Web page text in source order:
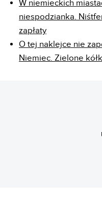
W niemieckich
niespodzianka.
zapłaty
O tej naklejce nie
Niemiec. Zielone